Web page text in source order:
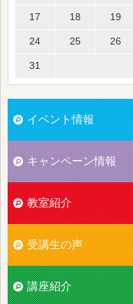
17 18 19
24 25 26
31
イベント情報
キャンペーン情報
教室紹介
受講生の声
講座紹介